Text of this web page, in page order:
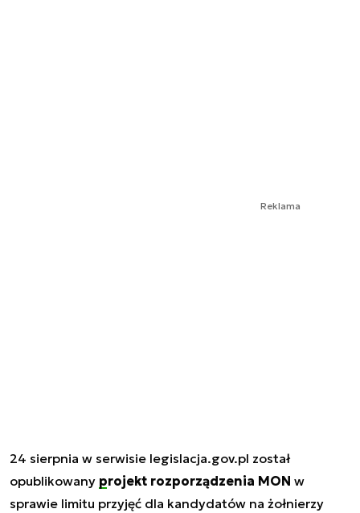
Reklama
24 sierpnia w serwisie legislacja.gov.pl został
opublikowany projekt rozporządzenia MON w
sprawie limitu przyjęć dla kandydatów na żołnierzy